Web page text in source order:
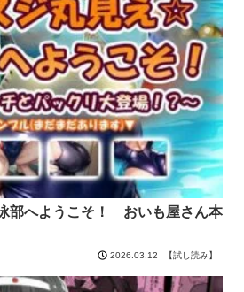
部へようこそ！ おいも屋さん本
2026.03.12 【試し読み】